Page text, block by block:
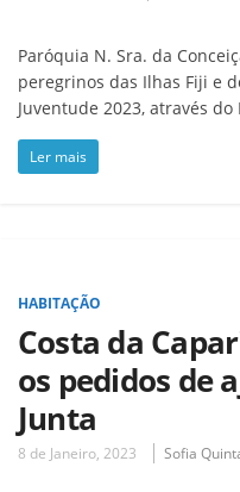
Paróquia N. Sra. da
peregrinos das Ilhas Fiji e
Juventude 2023, através
Ler mais
HABITAÇÃO
Costa da
os pedidos de
Junta
8 de Janeiro, 2023 Sofia